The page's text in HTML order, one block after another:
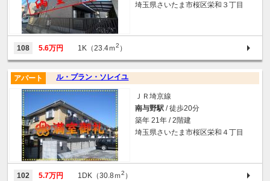
埼玉県さいたま市桜区栄和３丁目
108 5.6万円 1K（23.4ｍ2 ）
ル・プラン・ソレイユ
アパート
ＪＲ埼京線
南与野駅 / 徒歩20分
築年 21年 / 2階建
埼玉県さいたま市桜区栄和４丁目
102 5.7万円 1DK（30.8ｍ2 ）